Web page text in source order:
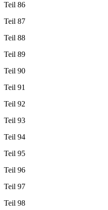
Teil 86
Teil 87
Teil 88
Teil 89
Teil 90
Teil 91
Teil 92
Teil 93
Teil 94
Teil 95
Teil 96
Teil 97
Teil 98